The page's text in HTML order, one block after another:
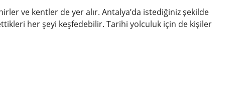
ve kentler de yer alır. Antalya’da istediğiniz şekilde
her şeyi keşfedebilir. Tarihi yolculuk için de kişiler